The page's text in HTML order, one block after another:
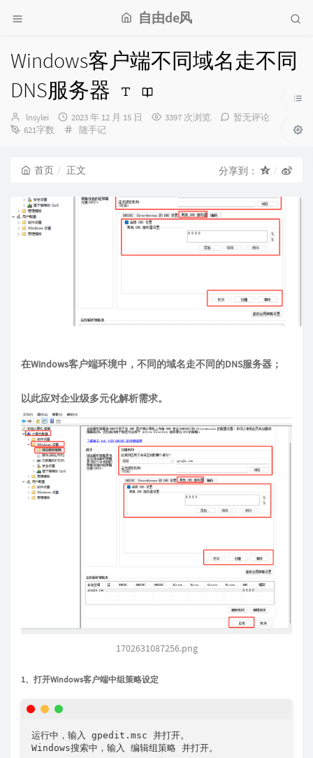
自由de风
Windows客户端不同域名走不同
DNS服务器
博
主：
lnsylei
发
布
2023 年 12 月 15 日 3397 次浏览
暂无评论
621字数
分
随手记
首页 正文 分享到：
在Windows客户端环境中，不同的域名走不同的DNS服务器；
以此应对企业级多元化解析需求。
1702631087256.png
1、打开Windows客户端中组策略设定
运行中，输入 gpedit.msc 并打开。
Windows搜索中，输入 编辑组策略 并打开。